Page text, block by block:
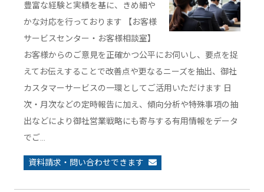
豊富な経験と実績を基に、きめ細や
かな対応を行っております 【お客様
サービスセンター・お客様相談室】
お客様からのご意見を正確かつ公平にお伺いし、要点を捉
えてお伝えすることで改善点や更なるニーズを抽出、御社
カスタマーサービスの一環としてご活用いただけます 日
次・月次などの定時報告に加え、傾向分析や特殊事項の抽
出などにより御社営業戦略にも寄与する有用情報をデータ
でご…
資料請求・問い合わせできます